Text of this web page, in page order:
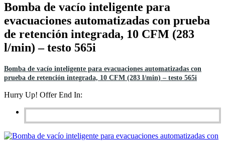
Bomba de vacío inteligente para
evacuaciones automatizadas con prueba
de retención integrada, 10 CFM (283
l/min) – testo 565i
Bomba de vacío inteligente para evacuaciones automatizadas con
prueba de retención integrada, 10 CFM (283 l/min) – testo 565i
Hurry Up! Offer End In: